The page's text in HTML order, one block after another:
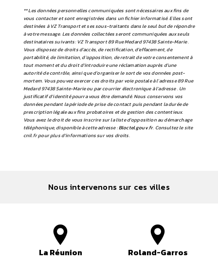
** Les données personnelles communiquées sont nécessaires aux fins de
vous contacter et sont enregistrées dans un fichier informatisé. Elles sont
destinées à VZ Transport et ses sous-traitants dans le seul but de répondre
à votre message. Les données collectées seront communiquées aux seuls
destinataires suivants: VZ Transport 89 Rue Medard 97438 Sainte-Marie .
Vous disposez de droits d’accès, de rectification, d’effacement, de
portabilité, de limitation, d’opposition, de retrait de votre consentement à
tout moment et du droit d’introduire une réclamation auprès d’une
autorité de contrôle, ainsi que d’organiser le sort de vos données post-
mortem. Vous pouvez exercer ces droits par voie postale à l'adresse 89 Rue
Medard 97438 Sainte-Marie ou par courrier électronique à l'adresse . Un
justificatif d'identité pourra vous être demandé. Nous conservons vos
données pendant la période de prise de contact puis pendant la durée de
prescription légale aux fins probatoires et de gestion des contentieux.
Vous avez le droit de vous inscrire sur la liste d'opposition au démarchage
téléphonique, disponible à cette adresse :Bloctel.gouv.fr. Consultez le site
cnil.fr pour plus d’informations sur vos droits.
Nous intervenons sur ces villes
La Réunion Roland-Garros